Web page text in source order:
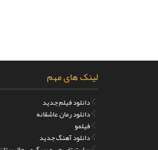
لینک های مهم
دانلود فیلم جدید
دانلود رمان عاشقانه
فیلمو
دانلود آهنگ جدید